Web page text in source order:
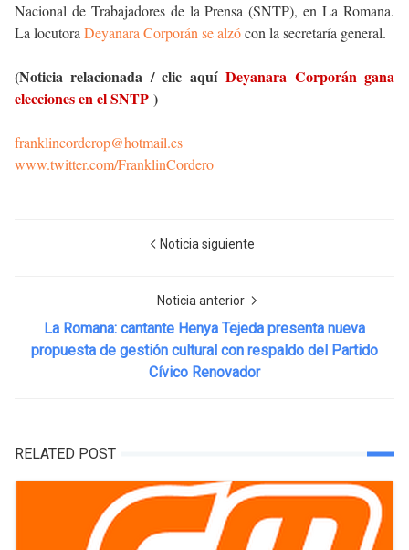
Nacional de Trabajadores de la Prensa (SNTP), en La Romana.
La locutora Deyanara Corporán se alzócon la secretaría general.
(Noticia relacionada / clic aquíDeyanara Corporán gana
elecciones en el SNTP )
franklincorderop@hotmail.es
www.twitter.com/FranklinCordero
Noticia siguiente
Noticia anterior
La Romana: cantante Henya Tejeda presenta nueva
propuesta de gestión cultural con respaldo del Partido
Cívico Renovador
RELATED POST